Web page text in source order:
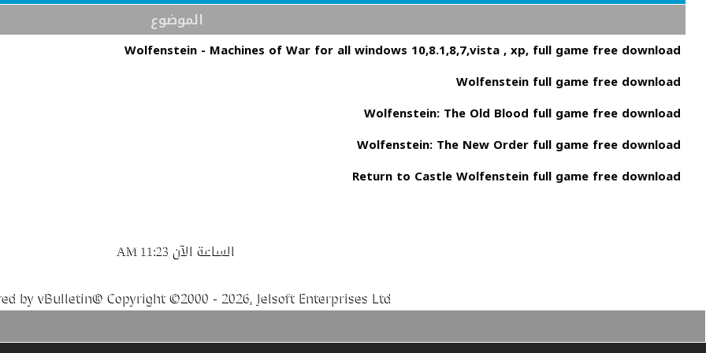
الموضوع
Wolfenstein - Machines of War for all windows 10,8.1,8,7,vista , xp, full game free download
Wolfenstein full game free download
Wolfenstein: The Old Blood full game free download
Wolfenstein: The New Order full game free download
Return to Castle Wolfenstein full game free download
الساعة الآن 11:23 AM
by vBulletin® Copyright ©2000 - 2026, Jelsoft Enterprises Ltd.